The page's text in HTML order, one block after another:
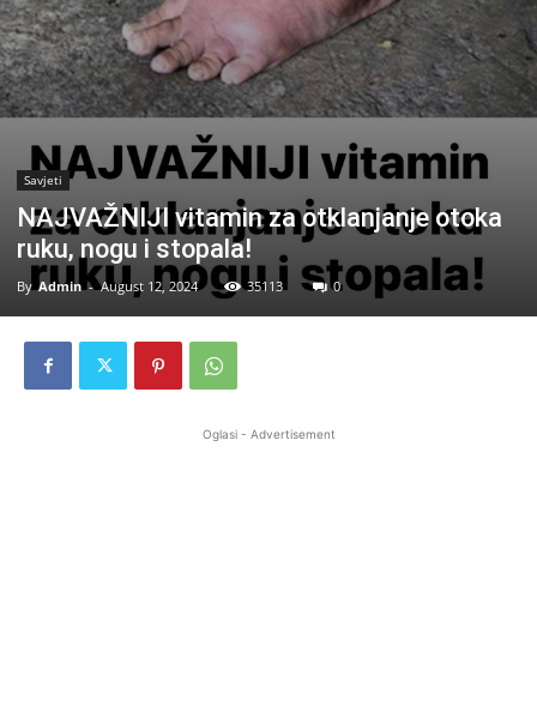
Savjeti
NAJVAŽNIJI vitamin za otklanjanje otoka
ruku, nogu i stopala!
By Admin - August 12, 2024 35113 0
Oglasi - Advertisement